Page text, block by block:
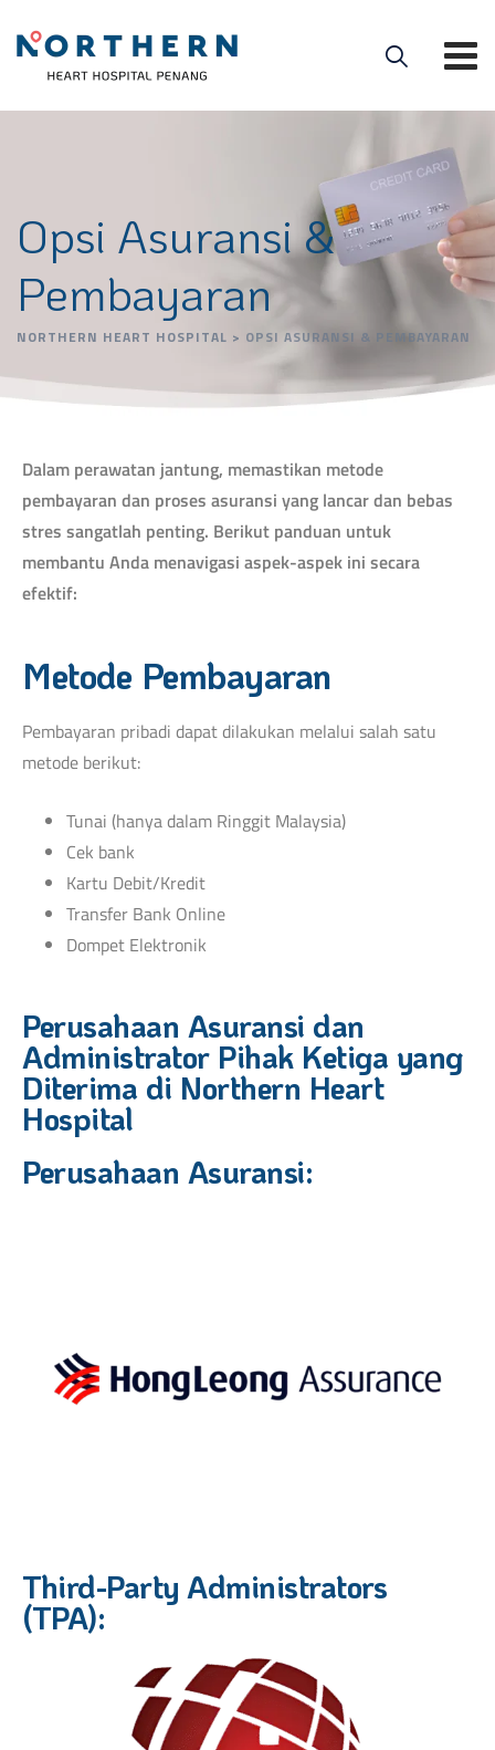
Opsi Asuransi &
Pembayaran
NORTHERN HEART HOSPITAL > OPSI ASURANSI & PEMBAYARAN
Dalam perawatan jantung, memastikan metode
pembayaran dan proses asuransi yang lancar dan bebas
stres sangatlah penting. Berikut panduan untuk
membantu Anda menavigasi aspek-aspek ini secara
efektif:
Metode Pembayaran
Pembayaran pribadi dapat dilakukan melalui salah satu
metode berikut:
Tunai (hanya dalam Ringgit Malaysia)
Cek bank
Kartu Debit/Kredit
Transfer Bank Online
Dompet Elektronik
Perusahaan Asuransi dan
Administrator Pihak Ketiga yang
Diterima di Northern Heart
Hospital
Perusahaan Asuransi:
Third-Party Administrators
(TPA):